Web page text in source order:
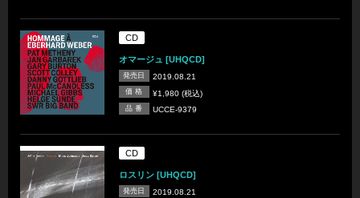
CD
オマージュ [UHQCD]
発売日 2019.08.21
価 格 ¥1,980 (税込)
品 番 UCCE-9379
CD
ロスリン [UHQCD]
発売日 2019.08.21